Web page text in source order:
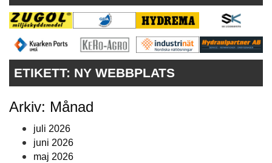
KONTAKT
VÅRA ANDRA MAGASIN
PRENUMERERA
ETIKETT: NY WEBBPLATS
Arkiv: Månad
juli 2026
juni 2026
maj 2026